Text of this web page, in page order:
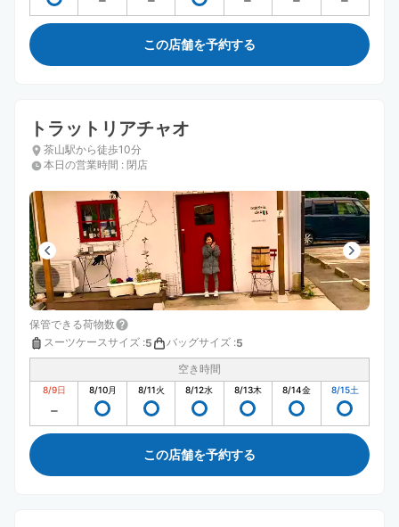
この店舗を予約する
トラットリアチャオ
茶山駅から徒歩10分
本日の営業時間 : 閉店
保管できる荷物数
スーツケースサイズ :5 バッグサイズ :5
空き時間
8/9日 8/10月 8/11火 8/12水 8/13木 8/14金 8/15土
この店舗を予約する